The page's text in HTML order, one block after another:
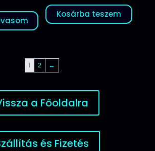
Kosárba teszem
1 2 →
a Főoldalra
és Fizetés